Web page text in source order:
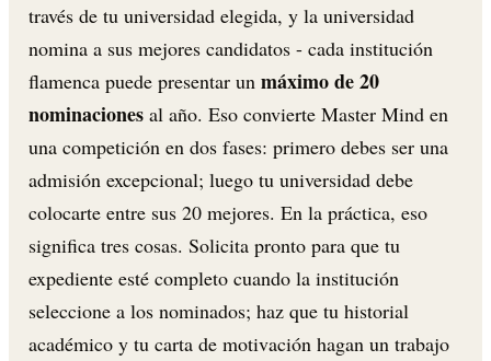
través de tu universidad elegida, y la universidad
nomina a sus mejores candidatos - cada institución
flamenca puede presentar un máximo de 20
nominaciones al año. Eso convierte Master Mind en
una competición en dos fases: primero debes ser una
admisión excepcional; luego tu universidad debe
colocarte entre sus 20 mejores. En la práctica, eso
significa tres cosas. Solicita pronto para que tu
expediente esté completo cuando la institución
seleccione a los nominados; haz que tu historial
académico y tu carta de motivación hagan un trabajo